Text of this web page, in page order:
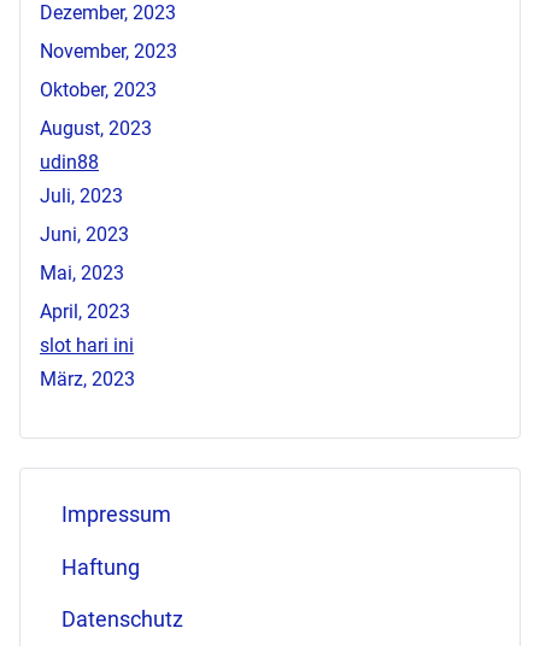
Dezember, 2023
November, 2023
Oktober, 2023
August, 2023
udin88
Juli, 2023
Juni, 2023
Mai, 2023
April, 2023
slot hari ini
März, 2023
Impressum
Haftung
Datenschutz